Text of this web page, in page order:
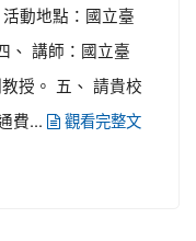
動地點：國立臺
、 講師：國立臺
授。 五、 請貴校
費...
觀看完整文